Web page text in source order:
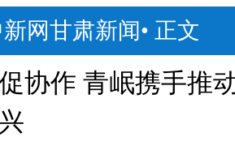
网甘肃新闻• 正文
协作 青岷携手推